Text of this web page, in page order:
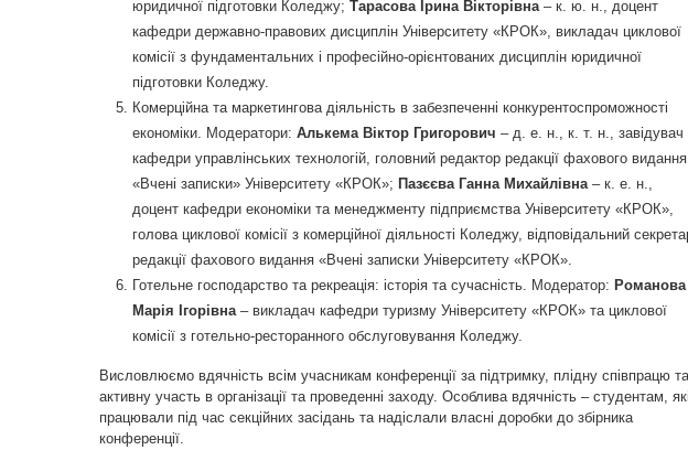
юридичної підготовки Коледжу; Тарасова Ірина Вікторівна– к. ю. н., доцент
кафедри державно-правових дисциплін Університету «КРОК», викладач циклової
комісії з фундаментальних і професійно-орієнтованих дисциплін юридичної
підготовки Коледжу.
Комерційна та маркетингова діяльність в забезпеченні конкурентоспроможності
економіки. Модератори: Алькема Віктор Григорович – д. е. н., к. т. н., завідувач
кафедри управлінських технологій, головний редактор редакції фахового видання
«Вчені записки» Університету «КРОК»; Пазєєва Ганна Михайлівна– к. е. н.,
доцент кафедри економіки та менеджменту підприємства Університету «КРОК»,
голова циклової комісії з комерційної діяльності Коледжу, відповідальний
редакції фахового видання «Вчені записки Університету «КРОК».
Готельне господарство та рекреація: історія та сучасність. Модератор: Романова
Марія Ігорівна– викладач кафедри туризму Університету «КРОК» та циклової
комісії з готельно-ресторанного обслуговування Коледжу.
Висловлюємо вдячність всім учасникам конференції за підтримку, плідну співпрацю та
активну участь в організації та проведенні заходу. Особлива вдячність – студентам, які
працювали під час секційних засідань та надіслали власні доробки до збірника
конференції.